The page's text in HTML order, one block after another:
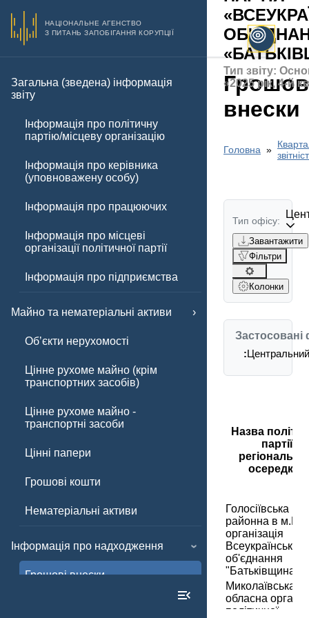
НАЦІОНАЛЬНЕ АГЕНСТВО
З ПИТАНЬ ЗАПОБІГАННЯ КОРУПЦІЇ
Загальна (зведена) інформація
звіту
Інформація про політичну
партію/місцеву організацію
Інформація про керівника
(уповноважену особу)
Інформація про працюючих
Інформація про місцеві
організації політичної партії
Інформація про підприємства
Майно та нематеріальні активи
Обʼєкти нерухомості
Цінне рухоме майно (крім
транспортних засобів)
Цінне рухоме майно -
транспортні засоби
Цінні папери
Грошові кошти
Нематеріальні активи
Інформація про надходження
Грошові внески
Тип звіту:
«2025 рік, 4-й
внески
Головна
Тип офісу:
Завантажити
Фільтри
Колонки
Застосовані
:Центральний
Назва
партії/
осередку
Голосіївська
районна в
організація
Всеукраїнського
об'єднання
"Батьківщина"
Миколаївська
обласна
політичної